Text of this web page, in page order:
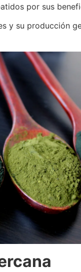
por sus
y su producción